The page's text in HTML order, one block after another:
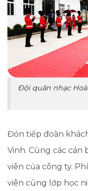
Đội quân nhạc
Đón tiếp đoàn
Vinh. Cùng các
viên của công ty.
viên cùng lớp học